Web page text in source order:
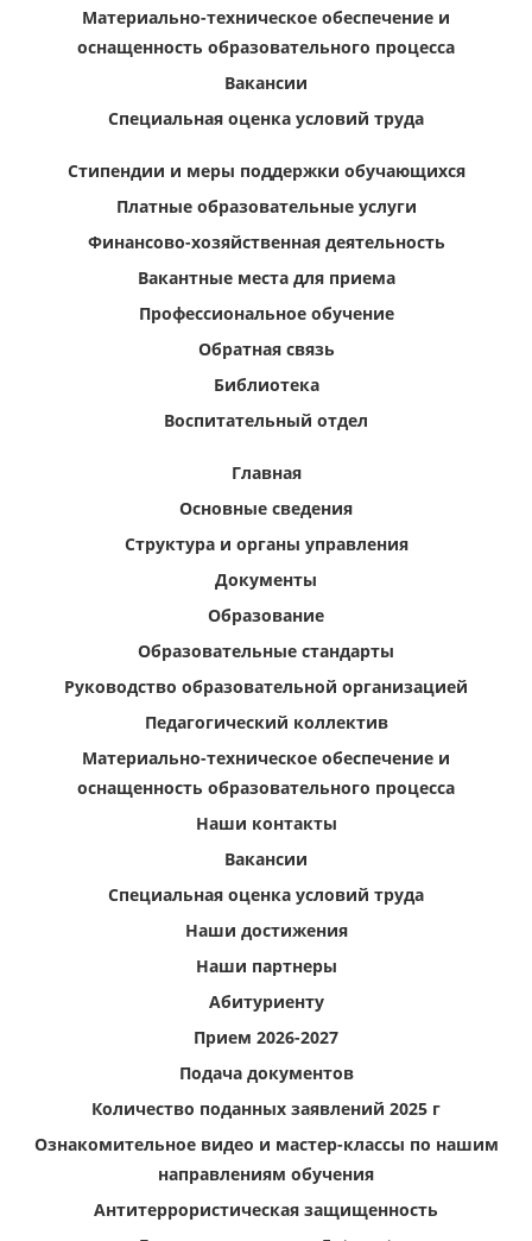
Материально-техническое обеспечение и
оснащенность образовательного процесса
Вакансии
Специальная оценка условий труда
Стипендии и меры поддержки обучающихся
Платные образовательные услуги
Финансово-хозяйственная деятельность
Вакантные места для приема
Профессиональное обучение
Обратная связь
Библиотека
Воспитательный отдел
Главная
Основные сведения
Структура и органы управления
Документы
Образование
Образовательные стандарты
Руководство образовательной организацией
Педагогический коллектив
Материально-техническое обеспечение и
оснащенность образовательного процесса
Наши контакты
Вакансии
Специальная оценка условий труда
Наши достижения
Наши партнеры
Абитуриенту
Прием 2026-2027
Подача документов
Количество поданных заявлений 2025 г
Ознакомительное видео и мастер-классы по нашим
направлениям обучения
Антитеррористическая защищенность